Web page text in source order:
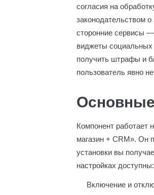
согласия на
законодательством
сторонние сервисы
виджеты социальных
получить штрафы и
пользователь явно
Компонент работает
магазин + CRM». Он
установки вы
настройках доступны:
Включение и